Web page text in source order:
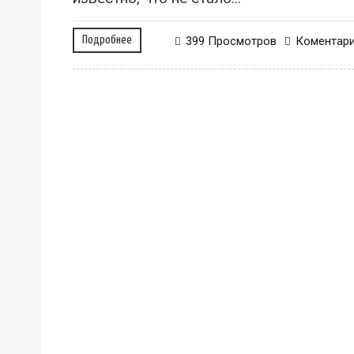
Подробнее 399 Просмотров